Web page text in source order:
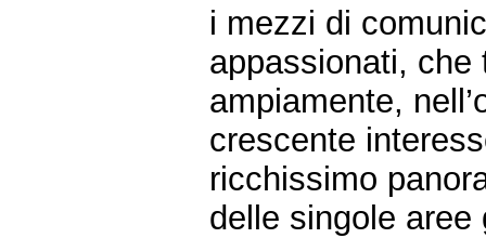
i mezzi di
appassionati, che
ampiamente,
crescente
ricchissimo
delle singole aree